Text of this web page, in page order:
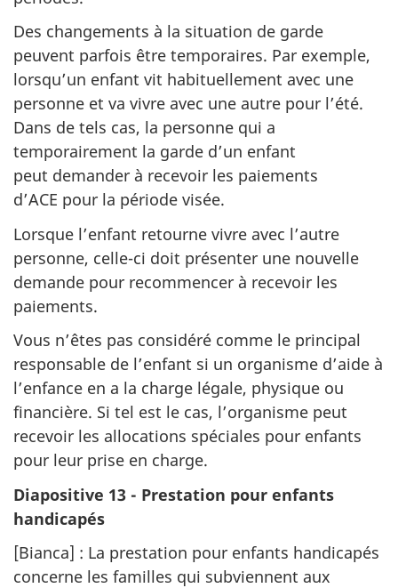
Des changements à la situation de garde
peuvent parfois être temporaires. Par exemple,
lorsqu’un enfant vit habituellement avec une
personne et va vivre avec une autre pour l’été.
Dans de tels cas, la personne qui a
temporairement la garde d’un enfant
peut demander à recevoir les paiements
d’ACE pour la période visée.
Lorsque l’enfant retourne vivre avec l’autre
personne, celle-ci doit présenter une nouvelle
demande pour recommencer à recevoir les
paiements.
Vous n’êtes pas considéré comme le principal
responsable de l’enfant si un organisme d’aide à
l’enfance en a la charge légale, physique ou
financière. Si tel est le cas, l’organisme peut
recevoir les allocations spéciales pour enfants
pour leur prise en charge.
Diapositive 13 - Prestation pour enfants
handicapés
[Bianca] : La prestation pour enfants handicapés
concerne les familles qui subviennent aux